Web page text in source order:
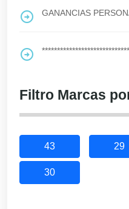
GANANCIAS
Filtro Marcas
43 29
30